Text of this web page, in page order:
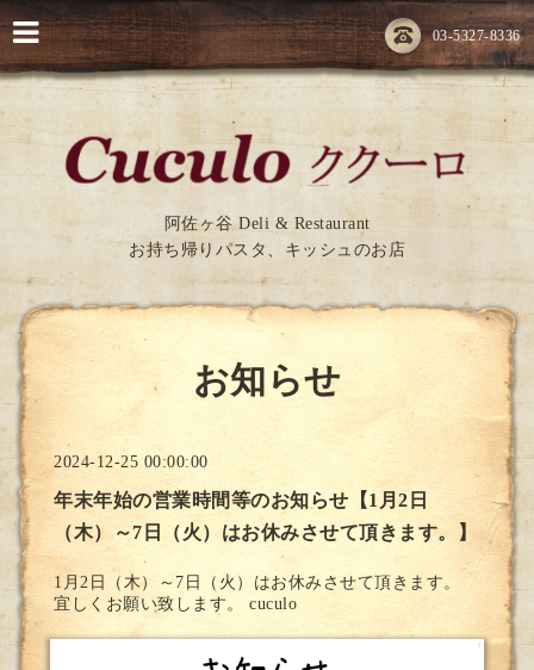
03-5327-8336
阿佐ヶ谷 Deli & Restaurant
お持ち帰りパスタ、キッシュのお店
お知らせ
2024-12-25 00:00:00
年末年始の営業時間等のお知らせ【1月2日
（木）～7日（火）はお休みさせて頂きます。】
1月2日（木）～7日（火）はお休みさせて頂きます。
宜しくお願い致します。 cuculo